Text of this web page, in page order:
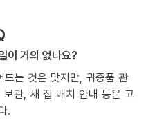
이 거의 없나요?
는 것은 맞지만, 귀중품 관
관, 새 집 배치 안내 등은 고
.